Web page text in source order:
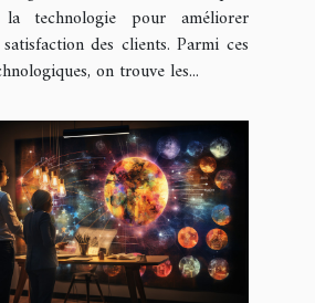
technologie pour améliorer
des clients. Parmi ces
on trouve les...